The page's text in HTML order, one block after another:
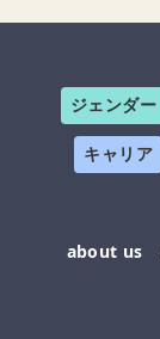
ジェンダー
キャリア
about us